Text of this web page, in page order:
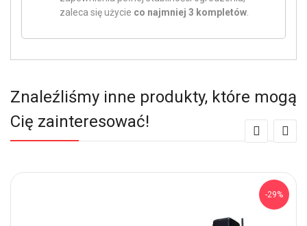
zaleca się użycie co najmniej 3 kompletów.
Znaleźliśmy inne produkty, które mogą
Cię zainteresować!
-29%